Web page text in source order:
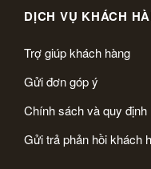
DỊCH VỤ KHÁCH
Trợ giúp khách hàng
Gửi đơn góp ý
Chính sách và quy định
Gửi trả phản hồi khách